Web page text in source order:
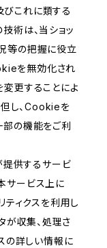
びこれに類する
術は、当ショッ
等の把握に役立
を無効化され
変更することによ
し、Cookieを
部の機能をご利
提供するサービ
サービス上に
ィクスを利用し
が収集、処理さ
の詳しい情報に